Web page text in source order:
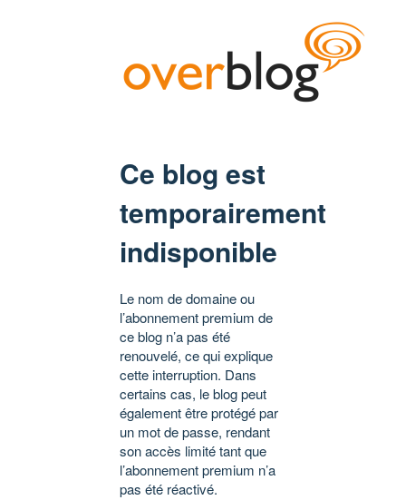
Ce blog est
temporairement
indisponible
Le nom de domaine ou
l’abonnement premium de
ce blog n’a pas été
renouvelé, ce qui explique
cette interruption. Dans
certains cas, le blog peut
également être protégé par
un mot de passe, rendant
son accès limité tant que
l’abonnement premium n’a
pas été réactivé.